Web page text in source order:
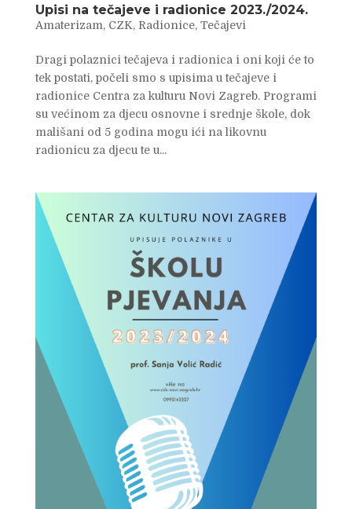
Upisi na tečajeve i radionice 2023./2024.
Amaterizam, CZK, Radionice, Tečajevi
Dragi polaznici tečajeva i radionica i oni koji će to
tek postati, počeli smo s upisima u tečajeve i
radionice Centra za kulturu Novi Zagreb. Programi
su većinom za djecu osnovne i srednje škole, dok
mališani od 5 godina mogu ići na likovnu
radionicu za djecu te u...